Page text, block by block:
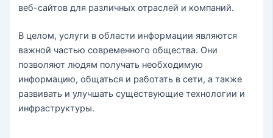
веб-сайтов для различных отраслей и компаний.
В целом, услуги в области информации являются
важной частью современного общества. Они
позволяют людям получать необходимую
информацию, общаться и работать в сети, а также
развивать и улучшать существующие технологии и
инфраструктуры.